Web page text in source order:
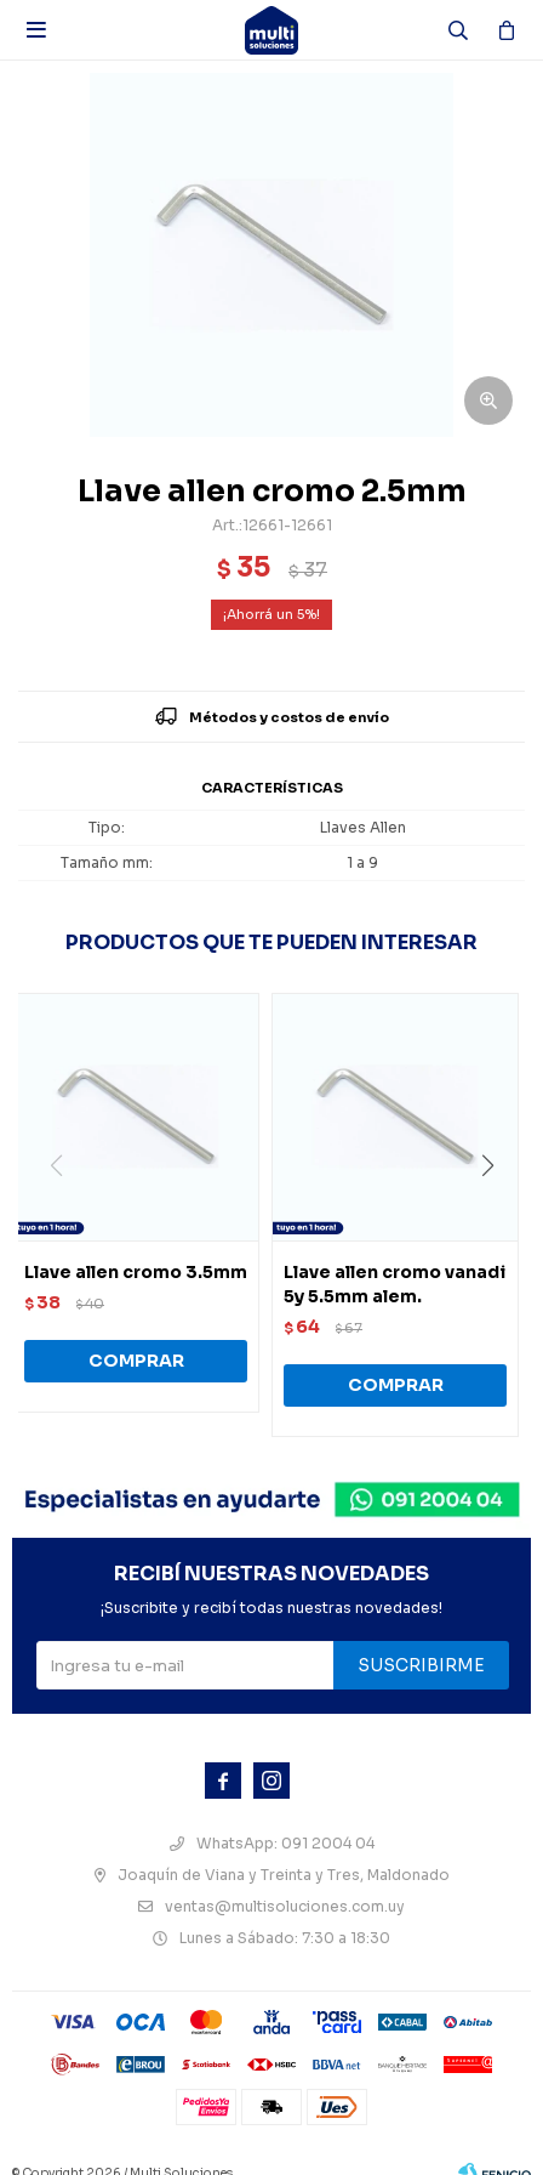

Llave allen cromo 2.5mm
12661-12661
$ 35 $37
5
Métodos y costos de envío
CARACTERÍSTICAS
Tipo
Llaves Allen
Tamaño mm
1 a 9
PRODUCTOS QUE TE PUEDEN INTERESAR
Llave allen cromo 3.5mm
$ 38 $40
Llave allen cromo vanadi
5y 5.5mm alem.
$ 64 $67
 
WhatsApp: 091 2004 04
Joaquín de Viana y Treinta y Tres, Maldonado
ventas@multisoluciones.com.uy
Lunes a Sábado: 7:30 a 18:30
RECIBÍ NUESTRAS NOVEDADES
¡Suscribite y recibí todas nuestras novedades!
SUSCRIBIRME